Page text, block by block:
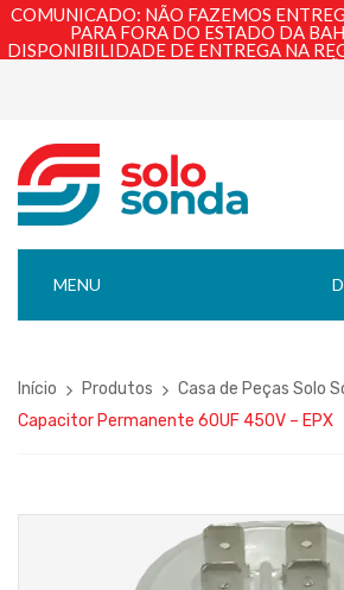
COMUNICADO: NÃO FAZEMOS
PARA FORA DO ESTADO DA
DISPONIBILIDADE DE ENTREGA NA
MENU
Início Produtos
Casa de Peças Solo
Capacitor Permanente 60UF 450V – EPX